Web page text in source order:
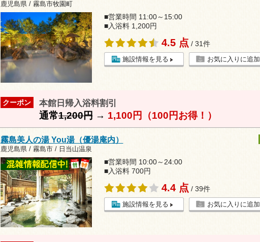
鹿児島県 / 霧島市牧園町
■営業時間 11:00～15:00
■入浴料 1,200円
4.5 点 / 31件
施設情報を見る お気に入りに追加
クーポン 本館日帰入浴料割引
通常1,200円→ 1,100円（100円お得！）
霧島美人の湯 You湯（優湯庵内）
鹿児島県 / 霧島市 / 日当山温泉
■営業時間 10:00～24:00
■入浴料 700円
4.4 点 / 39件
施設情報を見る お気に入りに追加